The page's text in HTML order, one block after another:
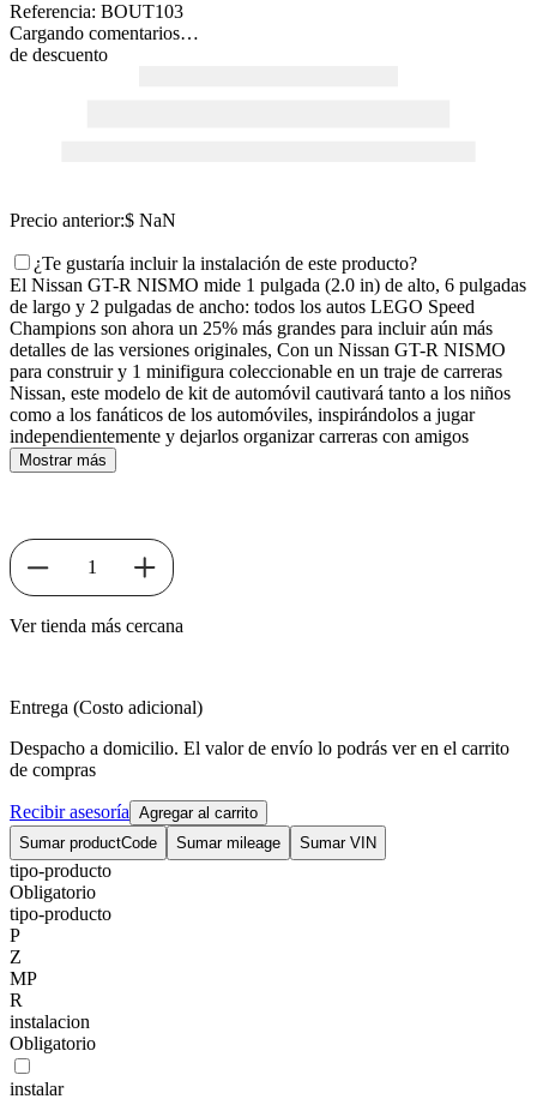
Referencia: BOUT103
Cargando comentarios…
de descuento
Precio anterior:$ NaN
¿Te gustaría incluir la instalación de este producto?
El Nissan GT-R NISMO mide 1 pulgada (2.0 in) de alto, 6 pulgadas
de largo y 2 pulgadas de ancho: todos los autos LEGO Speed
Champions son ahora un 25% más grandes para incluir aún más
detalles de las versiones originales, Con un Nissan GT-R NISMO
para construir y 1 minifigura coleccionable en un traje de carreras
Nissan, este modelo de kit de automóvil cautivará tanto a los niños
como a los fanáticos de los automóviles, inspirándolos a jugar
independientemente y dejarlos organizar carreras con amigos
Mostrar más
1
Ver tienda más cercana
Entrega (Costo adicional)
Despacho a domicilio. El valor de envío lo podrás ver en el carrito
de compras
Recibir asesoría Agregar al carrito
Sumar productCode
Sumar mileage Sumar VIN
tipo-producto
Obligatorio
tipo-producto
P
Z
MP
R
instalacion
Obligatorio
instalar